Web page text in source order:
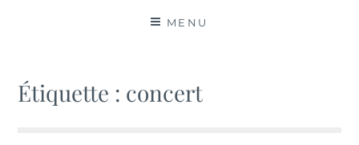
MENU
Étiquette : concert